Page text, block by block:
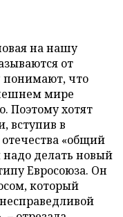
на нашу
от
понимают, что
мире
Поэтому хотят
вступив в
«общий
надо делать новый
Евросоюза. Он
который